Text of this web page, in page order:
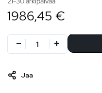
1986,45 €
Jaa